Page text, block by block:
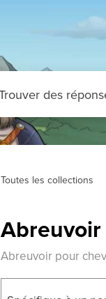
Toutes les collections
Abreuvoir
Abreuvoir pour